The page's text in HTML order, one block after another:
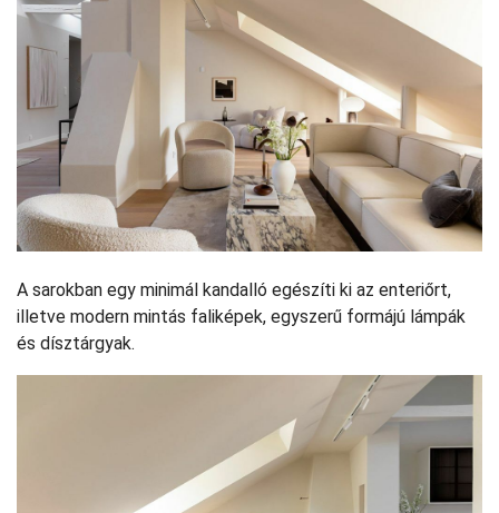
A sarokban egy minimál kandalló egészíti ki az enteriőrt,
illetve modern mintás faliképek, egyszerű formájú lámpák
és dísztárgyak.